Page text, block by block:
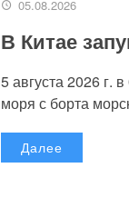
05.08.2026
В Китае
5 августа 2026 г.
моря с борта
Далее